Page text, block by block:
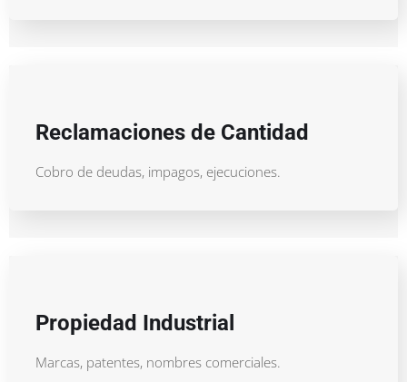
Reclamaciones de Cantidad
Cobro de deudas, impagos, ejecuciones.
Propiedad Industrial
Marcas, patentes, nombres comerciales.